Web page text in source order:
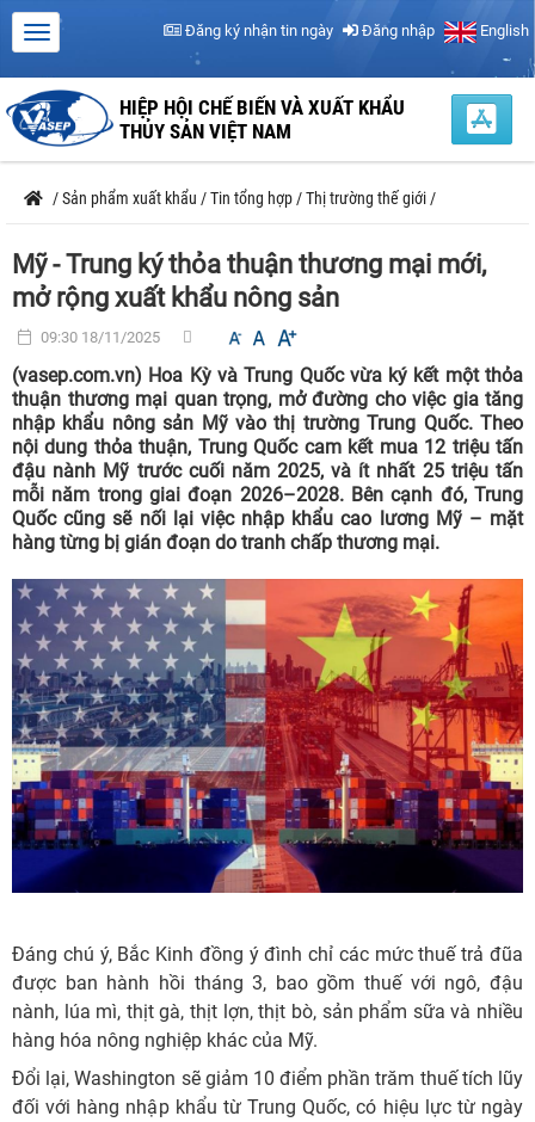
Đăng ký nhận tin ngày Đăng nhập English
HIỆP HỘI CHẾ BIẾN VÀ XUẤT KHẨU
THỦY SẢN VIỆT NAM
/Sản phẩm xuất khẩu /Tin tổng hợp /Thị trường thế giới /
Mỹ - Trung ký thỏa thuận thương mại mới,
mở rộng xuất khẩu nông sản
09:30 18/11/2025
(vasep.com.vn) Hoa Kỳ và Trung Quốc vừa ký kết một thỏa
thuận thương mại quan trọng, mở đường cho việc gia tăng
nhập khẩu nông sản Mỹ vào thị trường Trung Quốc. Theo
nội dung thỏa thuận, Trung Quốc cam kết mua 12 triệu tấn
đậu nành Mỹ trước cuối năm 2025, và ít nhất 25 triệu tấn
mỗi năm trong giai đoạn 2026–2028. Bên cạnh đó, Trung
Quốc cũng sẽ nối lại việc nhập khẩu cao lương Mỹ – mặt
hàng từng bị gián đoạn do tranh chấp thương mại.
Đáng chú ý, Bắc Kinh đồng ý đình chỉ các mức thuế trả đũa
được ban hành hồi tháng 3, bao gồm thuế với ngô, đậu
nành, lúa mì, thịt gà, thịt lợn, thịt bò, sản phẩm sữa và nhiều
hàng hóa nông nghiệp khác của Mỹ.
Đổi lại, Washington sẽ giảm 10 điểm phần trăm thuế tích lũy
đối với hàng nhập khẩu từ Trung Quốc, có hiệu lực từ ngày